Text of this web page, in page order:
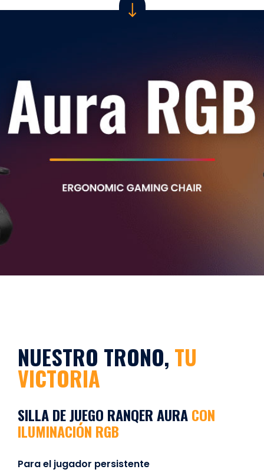
NUESTRO TRONO, TU
VICTORIA
SILLA DE JUEGO RANQER AURACON
ILUMINACIÓN RGB
Para el jugador persistente